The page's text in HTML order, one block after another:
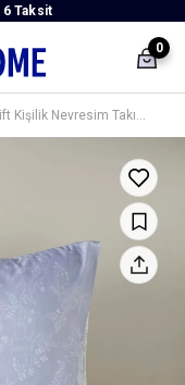
6 Taksit
0
Lilitha Kolay Ütülenir Çarşaflı Çift Kişilik Nevresim Takımı 200x220 cm Lila